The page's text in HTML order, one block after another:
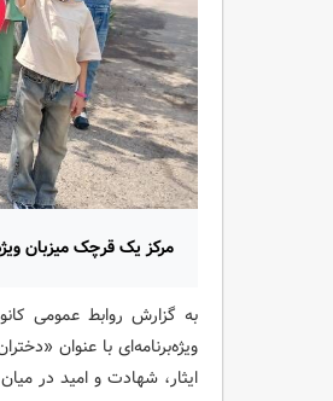
مرکز یک قرچک میزبان
ویژه‌برنامه‌ای با عنوان
ایثار، شهادت و امید در